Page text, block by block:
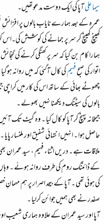
سیما علیآپا کی ایک دوست مدعوتھیں۔
عمرہ کے بعد ہمارے نایاب بالوں پر افزائش
کھینچ کھینچ کر سر پر جمانے کی کوشش
ہمارا کام بن گیا کہ سر پر کھنگی کرنے کی
اتوار کی صبحفہیمکی کال آگئی کہ میں روانہ
چھوٹے بھائی کے ساتھ اس کی کار میں کراچی
بالوں کی سیٹنگ دیکھنا نہیں بھولے ۔
جیمخانہ پہنچ کر آپا کو کال کیا ۔ وہ گیٹ تک
حاصل ہوا ۔ انہیں انتہائی شفیق اور ملنسار
ملاقات ہے ۔ دریں اثناء فہیم ، سید عمران
کے ڈائننگ روم کی طرف روانہ ہوئے ۔
کی ہوئی تھی ۔ آپا کے بیحد اصرار پر ہم
صفدر نے بھی ہمیں جوائن کرلیا ۔
آپا اور سید عمران کے علاوہ ہماری شعیب